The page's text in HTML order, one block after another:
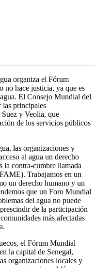
organiza el Fórum
hace justicia, ya que es
El Consejo Mundial del
principales
y Veolia, que
de los servicios públicos
las organizaciones y
al agua un derecho
la contra-cumbre llamada
Trabajamos en un
un derecho humano y un
que un Foro Mundial
del agua no puede
de la participación
más afectadas
el Fórum Mundial
la capital de Senegal,
organizaciones locales y